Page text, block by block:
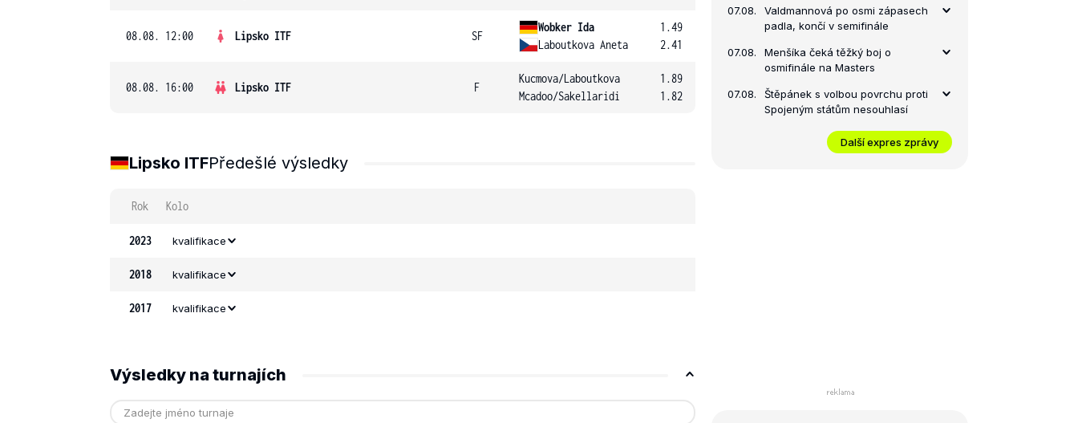
08.08. 12:00 Lipsko ITF SF
Wobker Ida
Laboutkova Aneta
1.49
2.41
08.08. 16:00 Lipsko ITF F
Kucmova/Laboutkova
Mcadoo/Sakellaridi
1.89
1.82
Lipsko ITFPředešlé výsledky
Rok Kolo
2023 kvalifikace
2018 kvalifikace
2017 kvalifikace
Výsledky na turnajích
07.08.
Valdmannová po osmi zápasech
padla, končí v semifinále
07.08.
Menšíka čeká těžký boj o
osmifinále na Masters
07.08.
Štěpánek s volbou povrchu proti
Spojeným státům nesouhlasí
Další expres zprávy